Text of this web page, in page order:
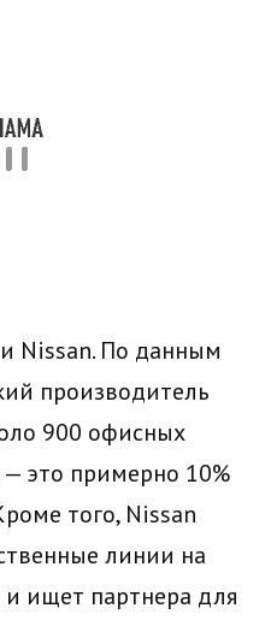
Nissan. По данным
производитель
900 офисных
это примерно 10%
того, Nissan
линии на
ищет партнера для